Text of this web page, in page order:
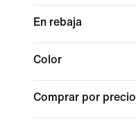
En rebaja
Color
Comprar por precio